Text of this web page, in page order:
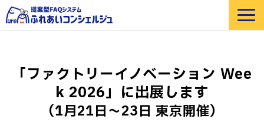
部門・業界別 活用例
価格
「ファクトリーイノベーション Wee
k 2026」に出展します
（1月21日～23日 東京開催）